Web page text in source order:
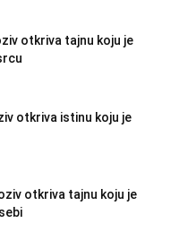
otkriva tajnu koju je
otkriva istinu koju je
otkriva tajnu koju je